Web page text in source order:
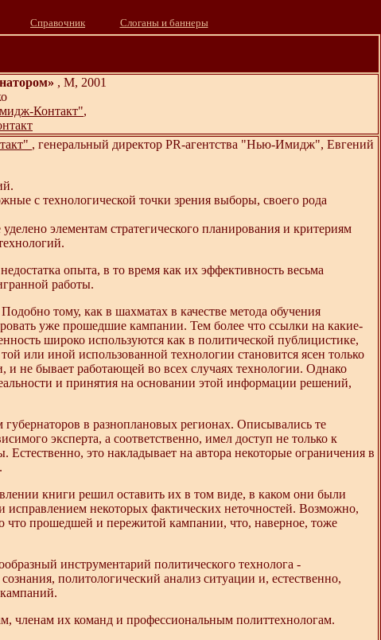
Справочник Слоганы и баннеры
, М, 2001
Контакт",
, генеральный директор PR-агентства "Нью-Имидж", Евгений
с технологической точки зрения выборы, своего рода
элементам стратегического планирования и критериям
опыта, в то время как их эффективность весьма
работы.
тому, как в шахматах в качестве метода обучения
уже прошедшие кампании. Тем более что ссылки на какие-
широко используются как в политической публицистике,
или иной использованной технологии становится ясен только
не бывает работающей во всех случаях технологии. Однако
и принятия на основании этой информации решений,
в разноплановых регионах. Описывались те
эксперта, а соответственно, имел доступ не только к
это накладывает на автора некоторые ограничения в
книги решил оставить их в том виде, в каком они были
некоторых фактических неточностей. Возможно,
что прошедшей и пережитой кампании, что, наверное, тоже
инструментарий политического технолога -
политологический анализ ситуации и, естественно,
членам их команд и профессиональным политтехнологам.